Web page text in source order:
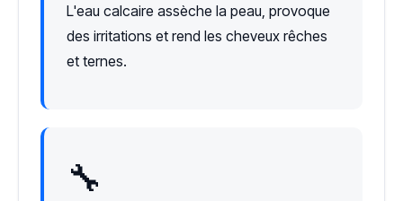
L'eau calcaire assèche la peau, provoque
des irritations et rend les cheveux rêches
et ternes.
🔧